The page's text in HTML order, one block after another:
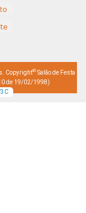
Copyright© Salão de Festa
de 19/02/1998)